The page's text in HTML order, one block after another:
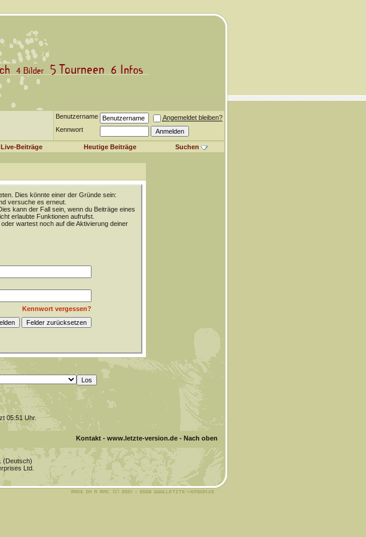
Benutzername
Angemeldet bleiben?
Kennwort
Live-Beiträge Heutige Beiträge Suchen
Dies könnte einer der Gründe sein:
versuche es erneut.
kann der Fall sein, wenn du Beiträge eines
erlaubte Funktionen aufrufst.
wartest noch auf die Aktivierung deiner
Kennwort vergessen?
05:51Uhr.
Kontakt- www.letzte-version.de- Nach oben
(Deutsch)
Ltd.